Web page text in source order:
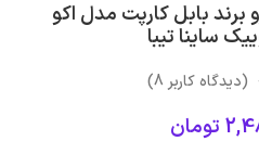
بابل کارپت مدل اکو
ساینا تیبا
(دیدگاه کاربر 8
)
تومان